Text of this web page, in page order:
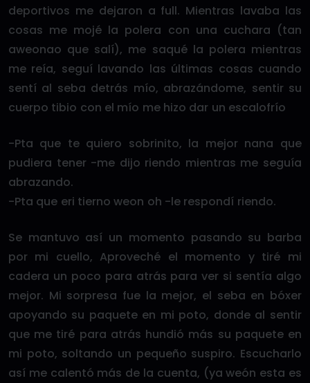
deportivos me dejaron a full. Mientras lavaba las
cosas me mojé la polera con una cuchara (tan
aweonao que salí), me saqué la polera mientras
me reía, seguí lavando las últimas cosas cuando
sentí al seba detrás mío, abrazándome, sentir su
cuerpo tibio con el mío me hizo dar un escalofrío
-Pta que te quiero sobrinito, la mejor nana que
pudiera tener -me dijo riendo mientras me seguía
abrazando.
-Pta que eri tierno weon oh -le respondí riendo.
Se mantuvo así un momento pasando su barba
por mi cuello, Aproveché el momento y tiré mi
cadera un poco para atrás para ver si sentía algo
mejor. Mi sorpresa fue la mejor, el seba en bóxer
apoyando su paquete en mi poto, donde al sentir
que me tiré para atrás hundió más su paquete en
mi poto, soltando un pequeño suspiro. Escucharlo
así me calentó más de la cuenta, (ya weón esta es